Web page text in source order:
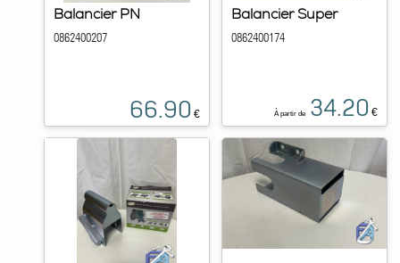
Balancier PN
0862400207
66.90 €
Balancier Super
0862400174
À partir de 34.20 €